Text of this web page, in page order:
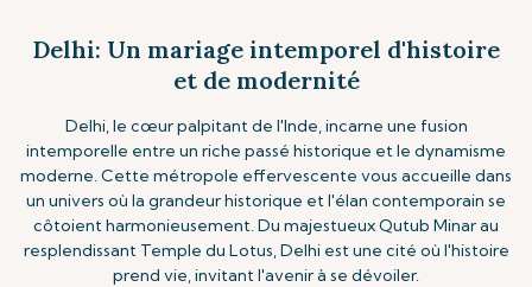
Delhi: Un mariage intemporel d'histoire
et de modernité
Delhi, le cœur palpitant de l'Inde, incarne une fusion
intemporelle entre un riche passé historique et le dynamisme
moderne. Cette métropole effervescente vous accueille dans
un univers où la grandeur historique et l'élan contemporain se
côtoient harmonieusement. Du majestueux Qutub Minar au
resplendissant Temple du Lotus, Delhi est une cité où l'histoire
prend vie, invitant l'avenir à se dévoiler.